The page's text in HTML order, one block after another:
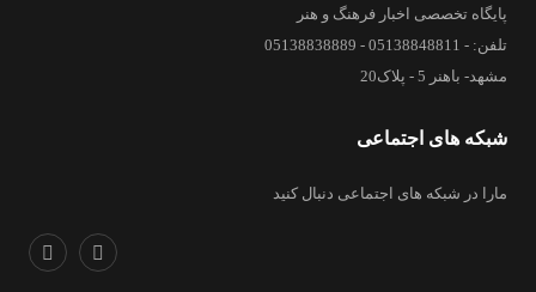
پایگاه تخصصی اخبار فرهنگ و هنر
تلفن: - 05138848811 - 05138838889
مشهد- باهنر 5 - پلاک20
شبکه های اجتماعی
مارا در شبکه های اجتماعی دنبال کنید